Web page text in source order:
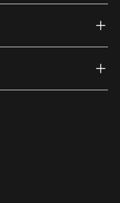
link)
(external link)
Youtube (external